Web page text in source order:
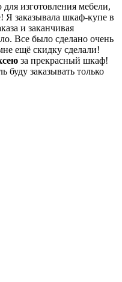
изготовления мебели,
заказывала шкаф-купе в
и заканчивая
Все было сделано очень
ещё скидку сделали!
за прекрасный шкаф!
буду заказывать только